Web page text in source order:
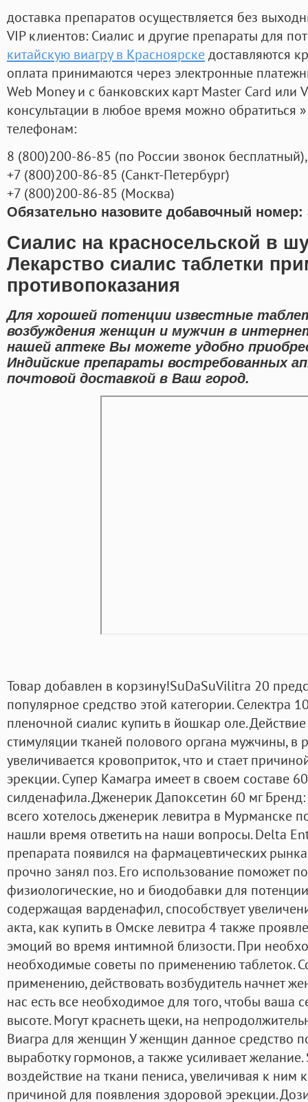
доставка препаратов осуществляется без
VIP клиентов: Сиалис и другие препараты для
китайскую виагру в Красноярскедоставляются
оплата принимаются через электронные
Web Money и с банковских карт Master Card или
консультации в любое время можно обратиться
телефонам:
8 (800)200-86-85 (по России звонок бесплатный),
+7 (800)200-86-85 (Санкт-Петербург)
+7 (800)200-86-85 (Москва)
Обязательно назовите добавочный номер:
Сиалис на красносельской в
Лекарство сиалис таблетки
противопоказания
Для хорошей потенции известные
возбуждения женщин и мужчин в
нашей аптеке Вы можете удобно
Индийские препараты востребованных
почтовой доставкой в Ваш город.
Товар добавлен в корзину!SuDaSuVilitra 20
популярное средство этой категории. Селектра
пленочной сиалис купить в йошкар оле.
стимуляции тканей полового органа мужчины, в
увеличивается кровоприток, что и стает
эрекции. Супер Камагра имеет в своем составе
силденафила. Дженерик Дапоксетин 60 мг
всего хотелось дженерик левитра в Мурманске
нашли время ответить на наши вопросы. Delta
препарата появился на фармацевтических
прочно занял поз. Его использование поможет
физиологические, но и биодобавки для
содержащая варденафил, способствует
акта, как купить в Омске левитра 4 также
эмоций во время интимной близости. При
необходимые советы по применению таблеток.
применению, действовать возбудитель начнет
нас есть все необходимое для того, чтобы ваша
высоте. Могут краснеть щеки, на
Виагра для женщин У женщин данное средство
выработку гормонов, а также усиливает
воздействие на ткани пениса, увеличивая к ним
причиной для появления здоровой эрекции.